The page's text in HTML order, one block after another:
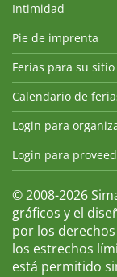
Intimidad
Pie de imprenta
Ferias para su
Calendario de
Login para
Login para
© 2008-2026
gráficos y el
por los
los estrechos
está permitido